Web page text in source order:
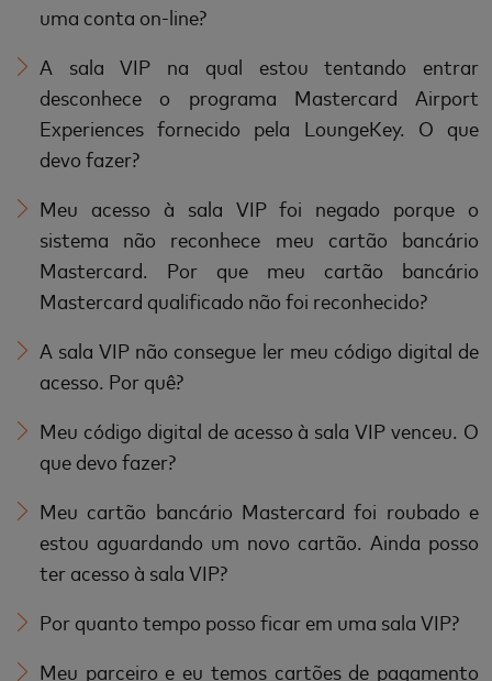
uma conta on-line?
A sala VIP na qual estou tentando entrar
desconhece o programa Mastercard Airport
Experiences fornecido pela LoungeKey. O que
devo fazer?
Meu acesso à sala VIP foi negado porque o
sistema não reconhece meu cartão bancário
Mastercard. Por que meu cartão bancário
Mastercard qualificado não foi reconhecido?
A sala VIP não consegue ler meu código digital de
acesso. Por quê?
Meu código digital de acesso à sala VIP venceu. O
que devo fazer?
Meu cartão bancário Mastercard foi roubado e
estou aguardando um novo cartão. Ainda posso
ter acesso à sala VIP?
Por quanto tempo posso ficar em uma sala VIP?
Meu parceiro e eu temos cartões de pagamento